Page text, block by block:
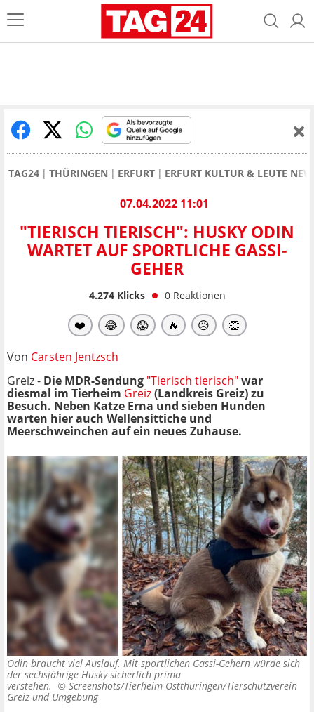
TAG24 THÜRINGEN ERFURT ERFURT KULTUR & LEUTE
07.04.2022 11:01
"TIERISCH TIERISCH": HUSKY ODIN
WARTET AUF SPORTLICHE GASSI-
GEHER
4.274Klicks 0 Reaktionen
❤️ 😂 😱 🔥 😥 👏
Von Carsten Jentzsch
Greiz - Die MDR-Sendung "Tierisch tierisch"war
diesmal im Tierheim Greiz(Landkreis Greiz) zu
Besuch. Neben Katze Erna und sieben Hunden
warten hier auch Wellensittiche und
Meerschweinchen auf ein neues Zuhause.
Odin braucht viel Auslauf. Mit sportlichen Gassi-Gehern würde sich
der sechsjährige Husky sicherlich prima
verstehen. © Screenshots/Tierheim Ostthüringen/Tierschutzverein
Greiz und Umgebung